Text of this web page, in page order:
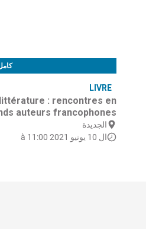
LIVRE
: rencontres en
auteurs francophones
الجديدة
ال 10 يونيو 2021 à 11:00